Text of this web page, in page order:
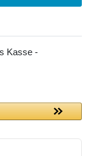
Kasse -